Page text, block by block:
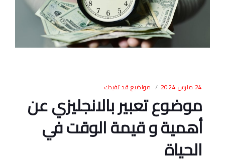
24 مارس 2024 مواضيع قد تفيدك
موضوع تعبير بالانجليزي عن
أهمية و قيمة الوقت في
الحياة